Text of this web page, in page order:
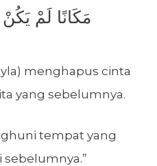
مَكَانًا لَمْ
menghapus cinta
yang sebelumnya.
tempat yang